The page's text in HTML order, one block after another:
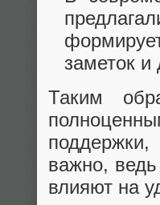
заметок и
Таким
важно,
влияют на